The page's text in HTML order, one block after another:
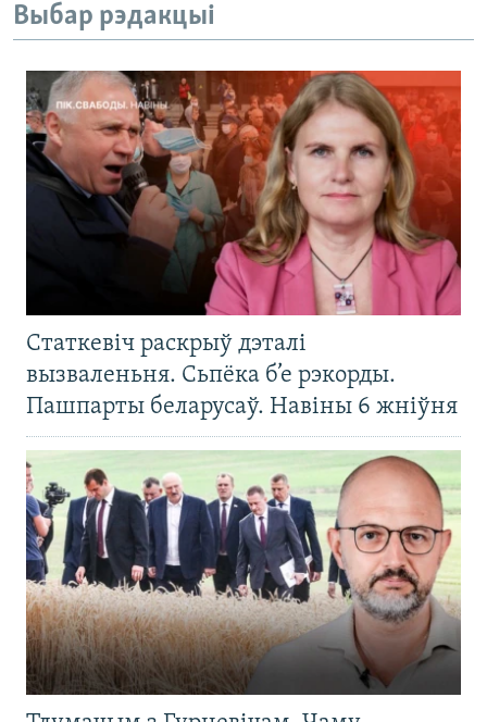
Выбар рэдакцыі
Статкевіч раскрыў дэталі
вызваленьня. Сьпёка б’е рэкорды.
Пашпарты беларусаў. Навіны 6 жніўня